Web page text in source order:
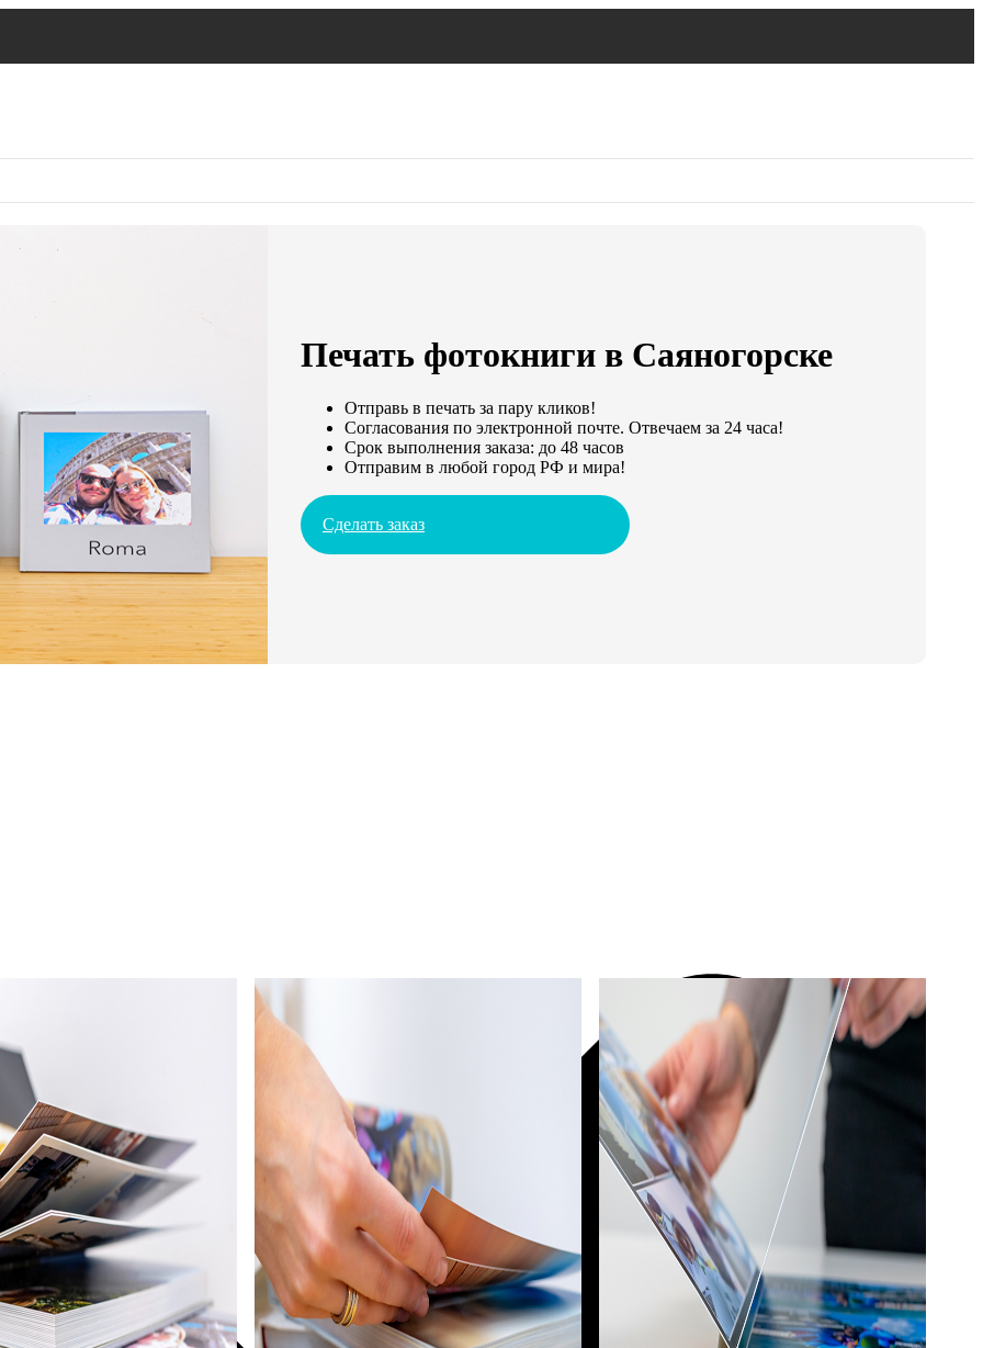
Печать фотокниги в Саяногорске
Отправь в печать за пару кликов!
Согласования по электронной почте. Отвечаем за 24 часа!
Срок выполнения заказа: до 48 часов
Отправим в любой город РФ и мира!
Сделать заказ